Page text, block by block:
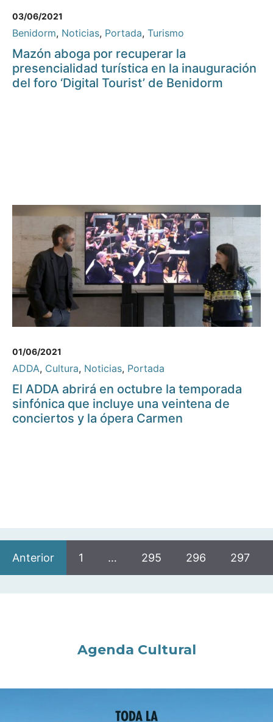
03/06/2021
Benidorm, Noticias, Portada, Turismo
Mazón aboga por recuperar la
presencialidad turística en la inauguración
del foro ‘Digital Tourist’ de Benidorm
01/06/2021
ADDA, Cultura, Noticias, Portada
El ADDA abrirá en octubre la temporada
sinfónica que incluye una veintena de
conciertos y la ópera Carmen
Anterior 1 … 295 296 297
Agenda Cultural